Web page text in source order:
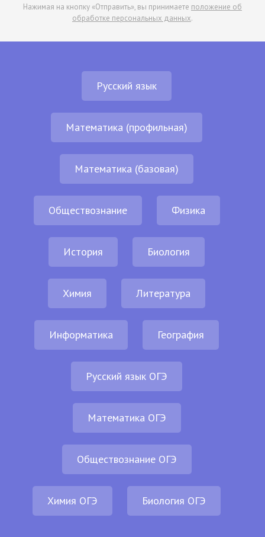
Нажимая на кнопку «Отправить», вы принимаете положение об
обработке персональных данных.
Русский язык
Математика (профильная)
Математика (базовая)
Обществознание Физика
История Биология
Химия Литература
Информатика География
Русский язык ОГЭ
Математика ОГЭ
Обществознание ОГЭ
Химия ОГЭ Биология ОГЭ